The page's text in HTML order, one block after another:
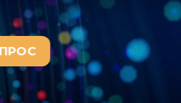
ЦБ РФ в части суммы, не
обмена валюты,
этот курс банка и также
т.к. организация должна